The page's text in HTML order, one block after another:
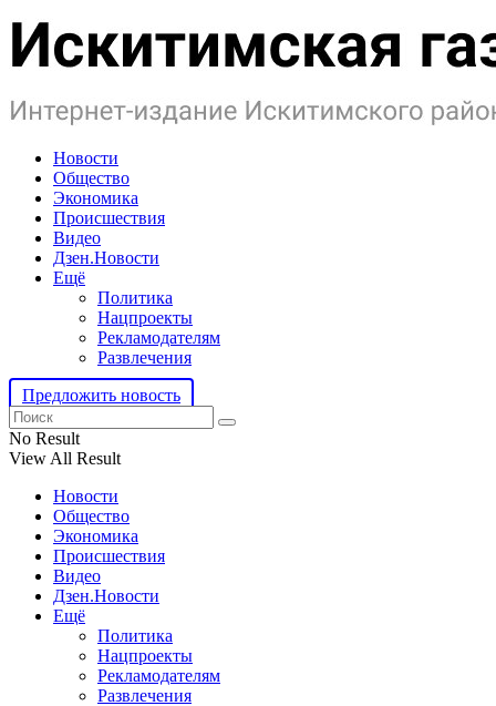
Новости
Общество
Экономика
Происшествия
Видео
Дзен.Новости
Ещё
Политика
Нацпроекты
Рекламодателям
Развлечения
Предложить новость
No Result
View All Result
Новости
Общество
Экономика
Происшествия
Видео
Дзен.Новости
Ещё
Политика
Нацпроекты
Рекламодателям
Развлечения